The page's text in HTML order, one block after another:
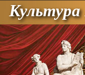
Культура